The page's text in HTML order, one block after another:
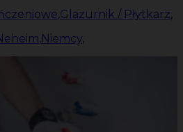
,Glazurnik / Płytkarz,
,Niemcy,